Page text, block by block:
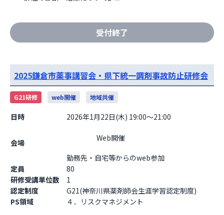
受付終了
2025鎌倉市薬事講習会・県下統一調剤事故防止研修会
G21研修 web開催 地域共催
日時 2026年1月22日(木) 19:00～21:00
会場
勤務先・自宅等からのweb参加
定員
80
研修受講単位数
1
認定制度
G21(神奈川県薬剤師会生涯学習認定制度)
PS領域
４．リスクマネジメント